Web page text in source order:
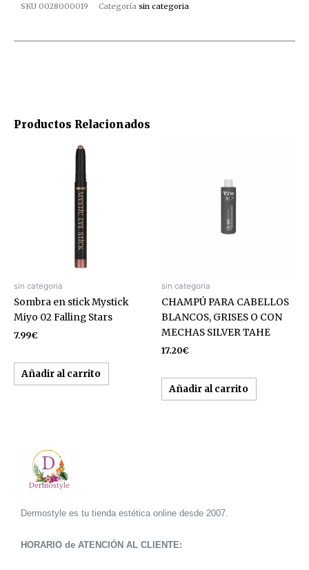
Productos Relacionados
sin categoria
Sombra en stick Mystick
Miyo 02 Falling Stars
7.99€
Añadir al carrito
sin categoria
CHAMPÚ PARA CABELLOS
BLANCOS, GRISES O CON
MECHAS SILVER TAHE
17.20€
Añadir al carrito
SKU 0028000019 Categoría sin categoria
Dermostyle es tu tienda estética online desde 2007.
HORARIO de ATENCIÓN AL CLIENTE: